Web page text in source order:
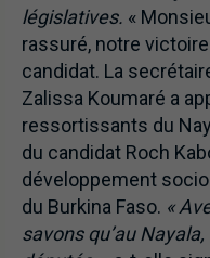
législatives. «
rassuré, notre
candidat. La
Zalissa Koumaré a
ressortissants du
du candidat Roch
développement
du Burkina Faso. «
savons qu’au